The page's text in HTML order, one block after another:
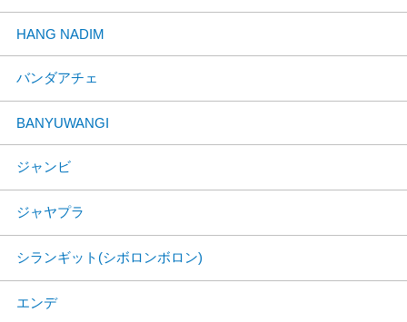
HANG NADIM
バンダアチェ
BANYUWANGI
ジャンビ
ジャヤプラ
シランギット(シボロンボロン)
エンデ